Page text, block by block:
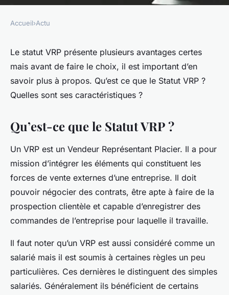
Statut VRP : Définition et
caractéristiques
esther•10 janvier 2023•2 min de lecture
Accueil›Actu
Le statut VRP présente plusieurs avantages certes
mais avant de faire le choix, il est important d’en
savoir plus à propos. Qu’est ce que le Statut VRP ?
Quelles sont ses caractéristiques ?
Qu’est-ce que le Statut VRP ?
Un VRP est un Vendeur Représentant Placier. Il a pour
mission d’intégrer les éléments qui constituent les
forces de vente externes d’une entreprise. Il doit
pouvoir négocier des contrats, être apte à faire de la
prospection clientèle et capable d’enregistrer des
commandes de l’entreprise pour laquelle il travaille.
Il faut noter qu’un VRP est aussi considéré comme un
salarié mais il est soumis à certaines règles un peu
particulières. Ces dernières le distinguent des simples
salariés. Généralement ils bénéficient de certains